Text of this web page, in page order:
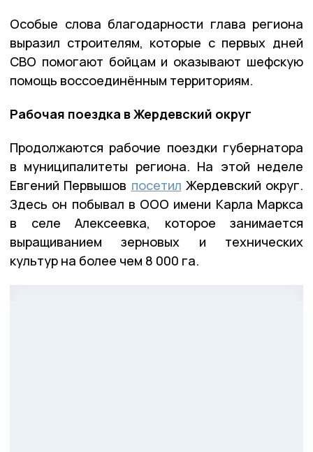
Особые слова благодарности глава региона
выразил строителям, которые с первых дней
СВО помогают бойцам и оказывают шефскую
помощь воссоединённым территориям.
Рабочая поездка в Жердевский округ
Продолжаются рабочие поездки губернатора
в муниципалитеты региона. На этой неделе
Евгений Первышов посетил Жердевский округ.
Здесь он побывал в ООО имени Карла Маркса
в селе Алексеевка, которое занимается
выращиванием зерновых и технических
культур на более чем 8 000 га.